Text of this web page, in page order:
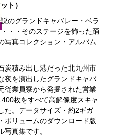
ト）
のグランドキャバレー・ベラ
・・そのステージを飾った踊
写真コレクション・アルバム
炭積み出し港だった北九州市
夜を演出したグランドキャバ
従業員寮から発掘された営業
枚をすべて高解像度スキャ
た。データサイズ・約2ギガ
リュームのダウンロード版
写真集です。